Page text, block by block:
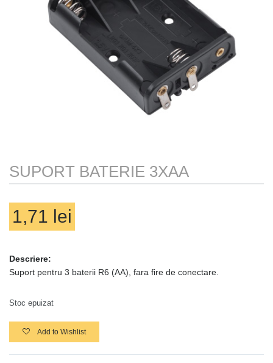
POLITICA DE RETUR
TERMENI SI CONDITII
Nu sunt produse in coș
SUPORT BATERIE 3XAA
1,71 lei
Descriere:
Suport pentru 3 baterii R6 (AA), fara fire de conectare.
Stoc epuizat
Add to Wishlist